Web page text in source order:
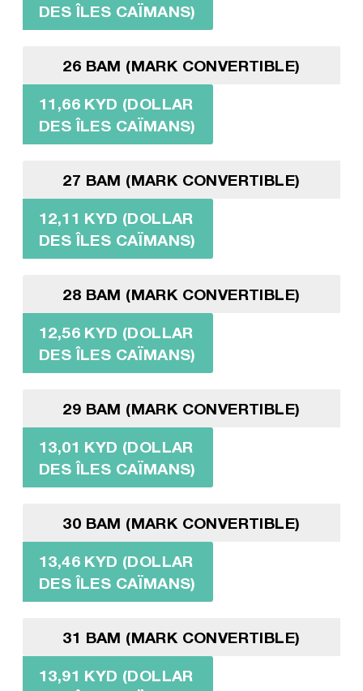
DES ÎLES CAÏMANS)
26 BAM (MARK CONVERTIBLE)
11,66 KYD (DOLLAR
DES ÎLES CAÏMANS)
27 BAM (MARK CONVERTIBLE)
12,11 KYD (DOLLAR
DES ÎLES CAÏMANS)
28 BAM (MARK CONVERTIBLE)
12,56 KYD (DOLLAR
DES ÎLES CAÏMANS)
29 BAM (MARK CONVERTIBLE)
13,01 KYD (DOLLAR
DES ÎLES CAÏMANS)
30 BAM (MARK CONVERTIBLE)
13,46 KYD (DOLLAR
DES ÎLES CAÏMANS)
31 BAM (MARK CONVERTIBLE)
13,91 KYD (DOLLAR